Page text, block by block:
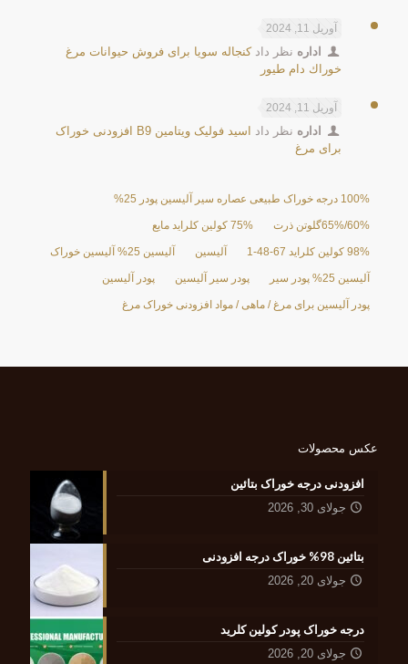
آوریل 11, 2024
اداره نظر دادكنجاله سويا برای فروش حیوانات مرغ
خوراك دام طيور
آوریل 11, 2024
اداره نظر داد
اسید فولیک ویتامین B9 افزودنی خوراک
برای مرغ
100% درجه خوراک طبیعی عصاره سیر آلیسین پودر 25%
60%/65%گلوتن ذرت 75% کولین کلراید مایع
98% کولین کلراید 67-48-1 آلیسین آلیسین 25% آلیسین خوراک
آلیسین 25% پودر سیر پودر سیر آلیسین پودر آلیسین
پودر آلیسین برای مرغ / ماهی / مواد افزودنی خوراک مرغ
عکس محصولات
افزودنی درجه خوراک بتائین
جولای 30, 2026
بتائین 98% خوراک درجه افزودنی
جولای 20, 2026
درجه خوراک پودر کولین کلرید
جولای 20, 2026